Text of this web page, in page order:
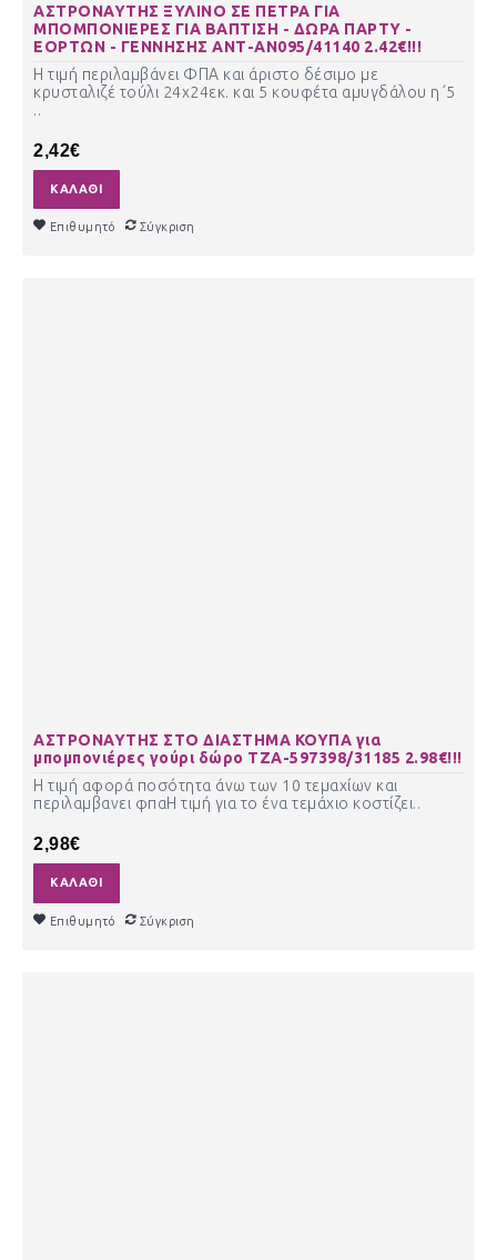
ΑΣΤΡΟΝΑΥΤΗΣ ΞΥΛΙΝΟ ΣΕ ΠΕΤΡΑ ΓΙΑ
ΜΠΟΜΠΟΝΙΕΡΕΣ ΓΙΑ ΒΑΠΤΙΣΗ - ΔΩΡΑ ΠΑΡΤΥ -
ΕΟΡΤΩΝ - ΓΕΝΝΗΣΗΣ ΑΝΤ-ΑΝ095/41140 2.42€!!!
Η τιμή περιλαμβάνει ΦΠΑ και άριστο δέσιμο με
κρυσταλιζέ τούλι 24χ24εκ. και 5 κουφέτα αμυγδάλου η΄5
..
2,42€
ΚΑΛΆΘΙ
Επιθυμητό Σύγκριση
ΑΣΤΡΟΝΑΥΤΗΣ ΣΤΟ ΔΙΑΣΤΗΜΑ ΚΟΥΠΑ για
μπομπονιέρες γούρι δώρο ΤΖΑ-597398/31185 2.98€!!!
Η τιμή αφορά ποσότητα άνω των 10 τεμαχίων και
περιλαμβανει φπαΗ τιμή για το ένα τεμάχιο κοστίζει..
2,98€
ΚΑΛΆΘΙ
Επιθυμητό Σύγκριση